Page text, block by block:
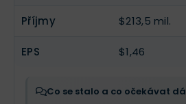
Příjmy $213,5 mil.
EPS $1,46
Co se stalo a co očekávat